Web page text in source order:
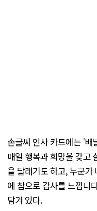
손글씨 인사 카드에는 '배
매일 행복과 희망을 갖고
을 달래기도 하고, 누군
에 참으로 감사를 느낍니
담겨 있다.